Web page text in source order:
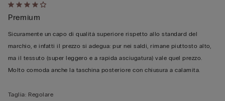
Valutato
4
su
5
Premium
Sicuramente un capo di qualità superiore rispetto allo standard del
marchio, e infatti il prezzo si adegua: pur nei saldi, rimane piuttosto alto,
ma il tessuto (super leggero e a rapida asciugatura) vale quel prezzo.
Molto comoda anche la taschina posteriore con chiusura a calamita.
Taglia: Regolare